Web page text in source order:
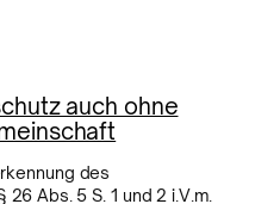
auch ohne
des
Abs. 5 S. 1 und 2 i.V.m.